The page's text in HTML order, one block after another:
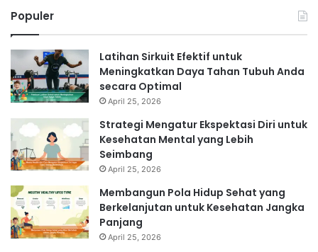
Populer
Latihan Sirkuit Efektif untuk
Meningkatkan Daya Tahan Tubuh Anda
secara Optimal
April 25, 2026
Strategi Mengatur Ekspektasi Diri untuk
Kesehatan Mental yang Lebih
Seimbang
April 25, 2026
Membangun Pola Hidup Sehat yang
Berkelanjutan untuk Kesehatan Jangka
Panjang
April 25, 2026